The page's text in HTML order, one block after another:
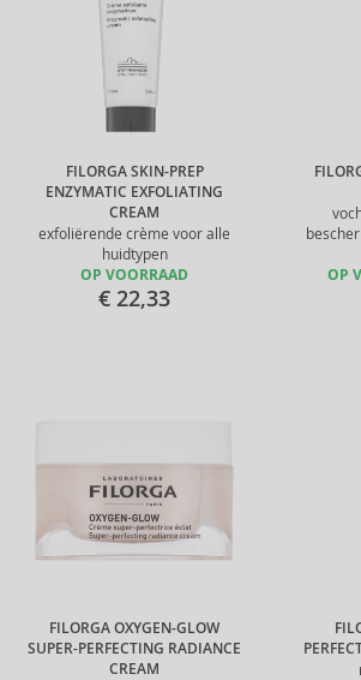
FILORGA SKIN-PREP
ENZYMATIC EXFOLIATING
CREAM
exfoliërende crème voor alle
huidtypen
OP VOORRAAD
€ 22,33
OP
FILORGA OXYGEN-GLOW
SUPER-PERFECTING RADIANCE
CREAM